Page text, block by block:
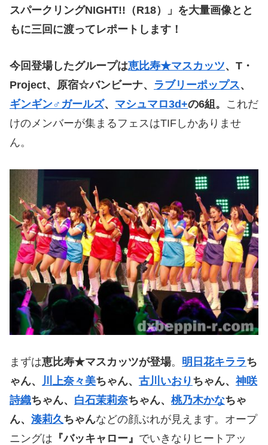
スパークリングNIGHT!! （R18）」を大量画像とと
もに三回に渡ってレポートします！
今回登場したグループは恵比寿★マスカッツ、 T ・
Project、原宿☆バンビーナ、 ラブリーポップス、
ギンギン♂ ガールズ、 マシュマロ3d+の6組。 これだ
けのメンバーが集まるフェスはTIF しかありませ
ん。
まずは恵比寿★マスカッツが登場。 明日花キララち
ゃん、
川上奈々美ちゃん、 古川いおり ちゃん、 神咲
詩織ちゃん、 白石茉莉奈ちゃん、 桃乃木かなちゃ
ん、 湊莉久ちゃんなどの顔ぶれが見えます。オープ
ニングは 『バッキャロー』 でいきなりヒートアッ